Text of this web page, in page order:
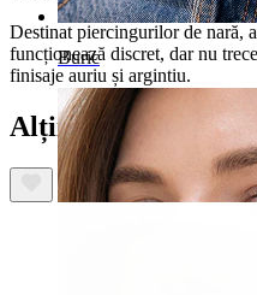
Buric
Destinat piercingurilor de nară,
funcționează discret, dar nu
finisaje auriu și argintiu.
Alții au mai